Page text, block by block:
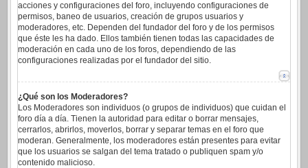
acciones y configuraciones del foro, incluyendo configuraciones de
permisos, baneo de usuarios, creación de grupos usuarios y
moderadores, etc. Dependen del fundador del foro y de los permisos
que éste les ha dado. Ellos también tienen todas las capacidades de
moderación en cada uno de los foros, dependiendo de las
configuraciones realizadas por el fundador del sitio.
¿Qué son los Moderadores?
Los Moderadores son individuos (o grupos de individuos) que cuidan el
foro día a día. Tienen la autoridad para editar o borrar mensajes,
cerrarlos, abrirlos, moverlos, borrar y separar temas en el foro que
moderan. Generalmente, los moderadores están presentes para evitar
que los usuarios se salgan del tema tratado o publiquen spam y/o
contenido malicioso.